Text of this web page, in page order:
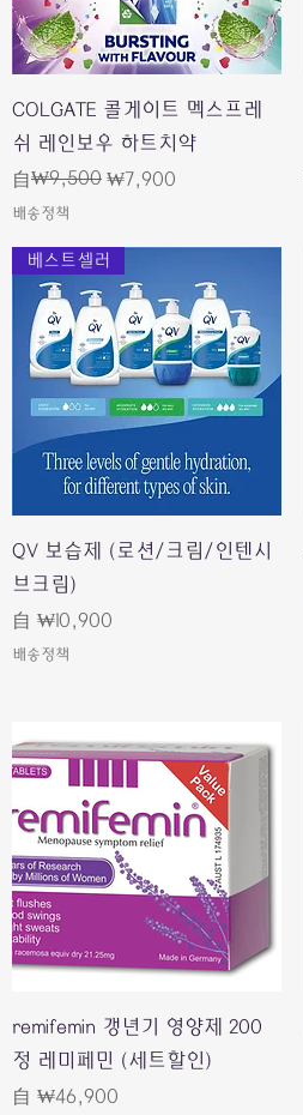
快速瀏覽
COLGATE 콜게이트 멕스프레
쉬 레인보우 하트치약
自
一般價格
₩9,500 ₩7,900
促銷價格
배송정책
快速瀏覽
베스트셀러
QV 보습제 (로션/크림/인텐시
브크림)
自 ₩10,900
促銷價格
배송정책
快速瀏覽
remifemin 갱년기 영양제 200
정 레미페민 (세트할인)
自 ₩46,900
促銷價格